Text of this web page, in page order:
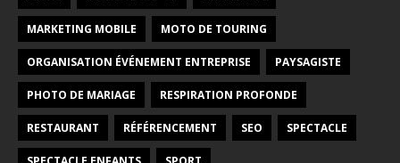
MARKETING MOBILE MOTO DE TOURING
ORGANISATION ÉVÉNEMENT ENTREPRISE PAYSAGISTE
PHOTO DE MARIAGE RESPIRATION PROFONDE
RESTAURANT RÉFÉRENCEMENT SEO SPECTACLE